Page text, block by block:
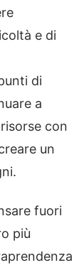
e di
di
a
con
un
fuori
più